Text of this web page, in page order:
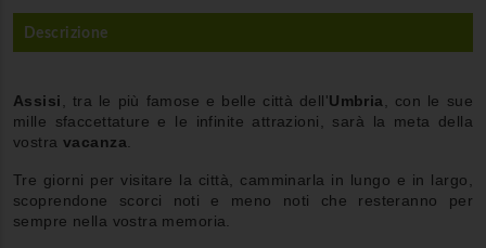
Descrizione
Assisi , tra le più famose e belle città dell'Umbria
, con le sue
mille sfaccettature e le infinite attrazioni, sarà la meta della
vostra vacanza
Tre giorni per visitare la città, camminarla in lungo e in largo,
scoprendone scorci noti e meno noti che resteranno per
sempre nella vostra memoria.